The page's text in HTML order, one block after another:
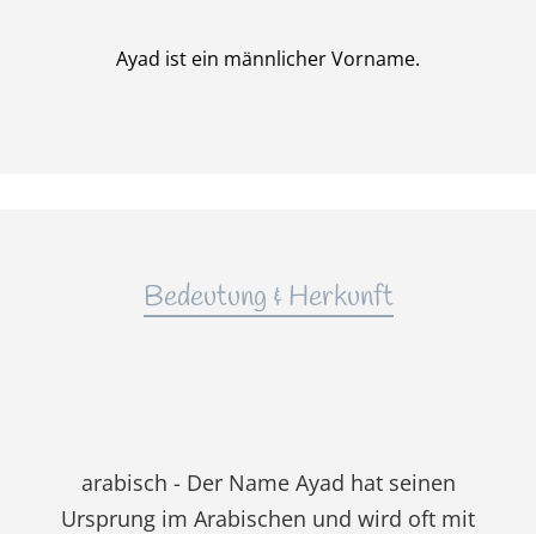
Ayad ist ein männlicher Vorname.
Bedeutung & Herkunft
arabisch - Der Name Ayad hat seinen
Ursprung im Arabischen und wird oft mit